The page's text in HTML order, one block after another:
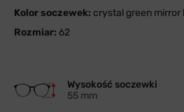
Kolor soczewek: crystal green mirror
Rozmiar: 62
Wysokość soczewki
55 mm